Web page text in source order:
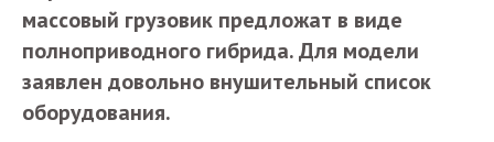
массовый грузовик предложат в виде
полноприводного гибрида. Для модели
заявлен довольно внушительный список
оборудования.